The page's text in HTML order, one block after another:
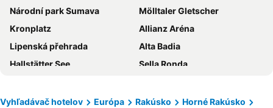
Salzburger Dolomitenhof
JUFA Hotel Altaussee
Seehotel Grüner Baum
Fenix Hall Boutique Hotel Hallstatt
Brandhof
Gasthof zum Pfandl
Hotel Alpenkrone
Spa Hotel Erzherzog Johann
Hubertus Boutiquehotel Filzmoos
Hotel Stierer
Národní park Sumava
Mölltaler Gletscher
Kronplatz
Allianz Aréna
Lipenská přehrada
Alta Badia
Hallstätter See
Sella Ronda
Stare mesto Český Krumlov
Lachtal Ski Area
Vyhľadávač hotelov Európa Rakúsko
Horné Rakúsko